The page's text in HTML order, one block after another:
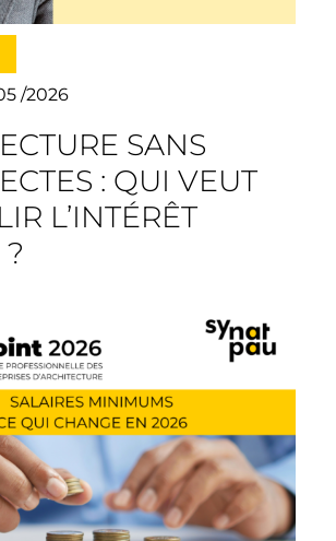
/2026
SANS
: QUI VEUT
L’INTÉRÊT